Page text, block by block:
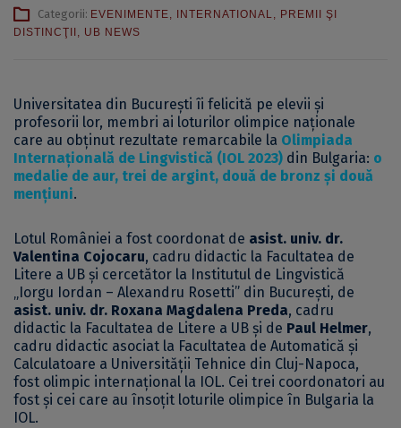
Categorii: EVENIMENTE, INTERNATIONAL, PREMII ŞI
DISTINCŢII , UB NEWS
Universitatea din București îi felicită pe elevii și
profesorii lor, membri ai loturilor olimpice naționale
care au obținut rezultate remarcabile la Olimpiada
Internațională de Lingvistică (IOL 2023) din Bulgaria: o
medalie de aur, trei de argint, două de bronz și două
mențiuni.
Lotul României a fost coordonat de asist. univ. dr.
Valentina Cojocaru, cadru didactic la Facultatea de
Litere a UB și cercetător la Institutul de Lingvistică
„Iorgu Iordan – Alexandru Rosetti” din București, de
asist. univ. dr. Roxana Magdalena Preda, cadru
didactic la Facultatea de Litere a UB și de Paul Helmer,
cadru didactic asociat la Facultatea de Automatică și
Calculatoare a Universității Tehnice din Cluj-Napoca,
fost olimpic internațional la IOL. Cei trei coordonatori au
fost și cei care au însoțit loturile olimpice în Bulgaria la
IOL.